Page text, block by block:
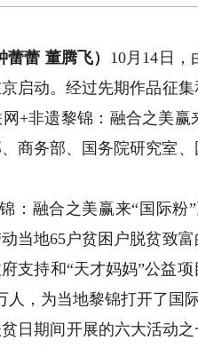
蕾 董腾飞） 10月14日
启动。经过先期作品征
+非遗黎锦：融合之美
商务部、国务院研究室
融合之美赢来“国际粉”
当地65户贫困户脱贫致
支持和“天才妈妈”公益
，为当地黎锦打开了国际
期间开展的六大活动之